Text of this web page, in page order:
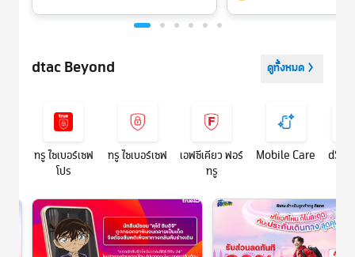
dtac Beyond ดูทั้งหมด
ทรู ไซเบอร์เซฟ
โปร
ทรู ไซเบอร์เซฟ
เอฟซีเคียว ฟอร์
ทรู
Mobile Care